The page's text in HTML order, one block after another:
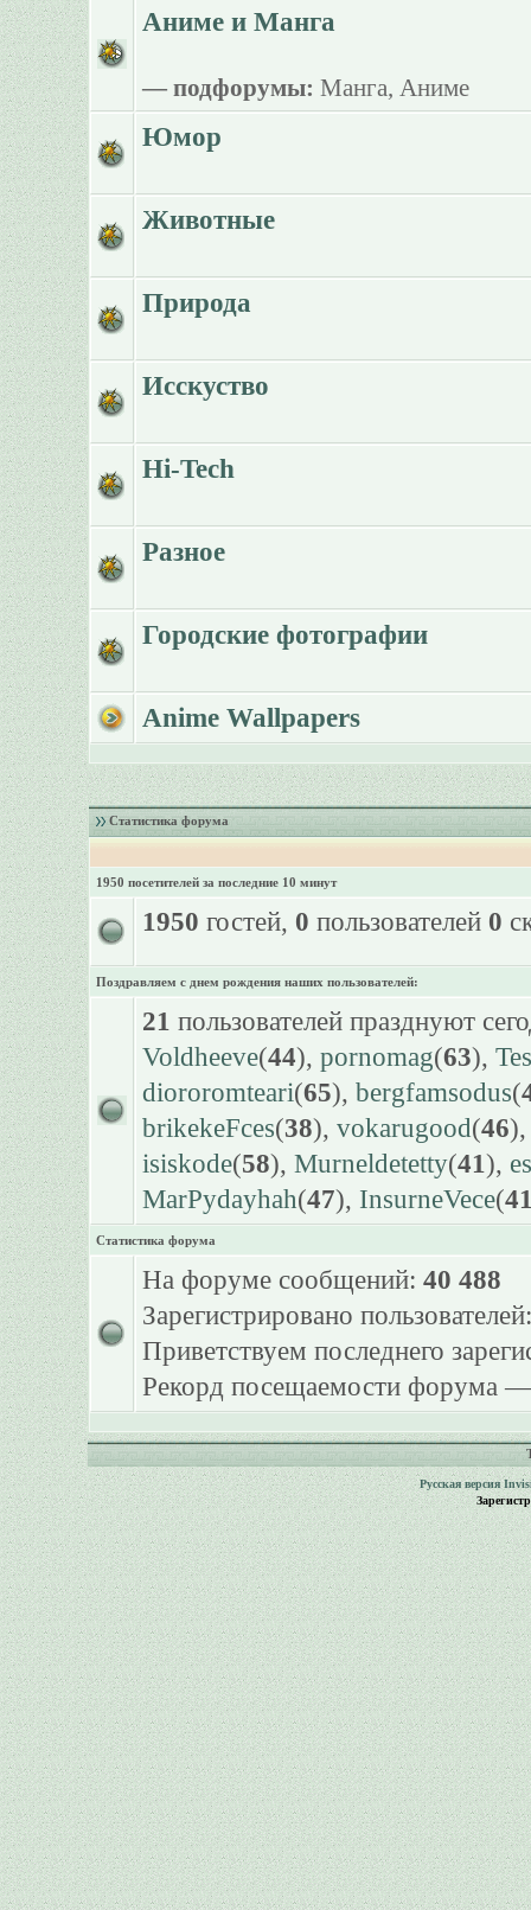
Аниме и Манга
— подфорумы: Манга, Аниме
Юмор
Животные
Природа
Исскуство
Hi-Tech
Разное
Городские фотографии
Anime Wallpapers
Статистика форума
1950 посетителей за последние 10 минут
1950 гостей, 0 пользователей 0
Поздравляем с днем рождения наших пользователей:
21 пользователей празднуют
Voldheeve(44), pornomag(63),
diororomteari(65), bergfamsodus(
brikekeFces(38), vokarugood(46
isiskode(58), Murneldetetty(41),
MarPydayhah(47), InsurneVece(
Статистика форума
На форуме сообщений: 40 488
Зарегистрировано
Приветствуем последнего
Рекорд посещаемости форума
Русская версия